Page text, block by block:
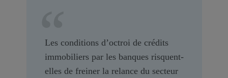
Les conditions d’octroi de crédits
immobiliers par les banques risquent-
elles de freiner la relance du secteur